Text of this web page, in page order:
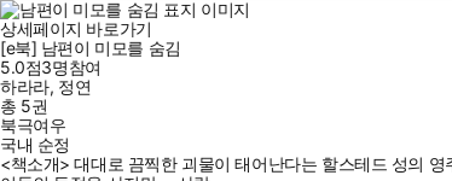
상세페이지 바로가기
[e북] 남편이 미모를 숨김
5.0점3명참여
하라라, 정연
총 5권
북극여우
국내 순정
<책소개> 대대로 끔찍한 괴물이 태어난다는 할스테드 성의